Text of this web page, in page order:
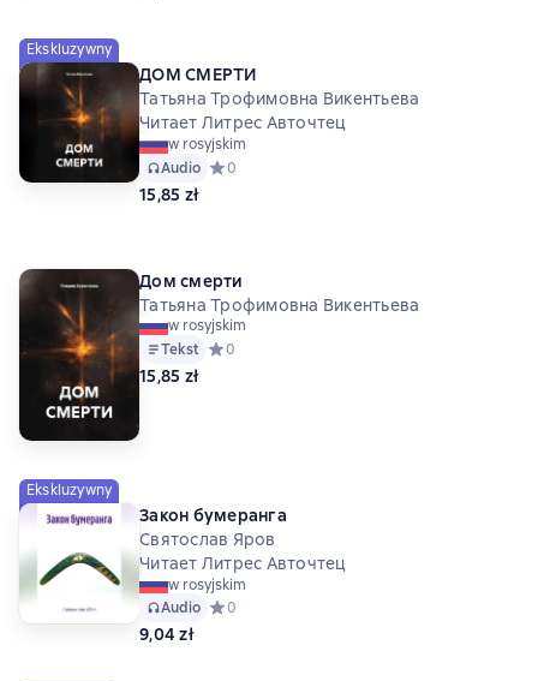
Ekskluzywny
ДОМ СМЕРТИ
Татьяна Трофимовна Викентьева
Читает Литрес Авточтец
w rosyjskim
Audio Средний рейтинг 0 на основе 0 оценок
0
15,85 zł
Дом смерти
Татьяна Трофимовна Викентьева
w rosyjskim
Tekst Средний рейтинг 0 на основе 0 оценок
0
15,85 zł
Ekskluzywny
Закон бумеранга
Святослав Яров
Читает Литрес Авточтец
w rosyjskim
Audio Средний рейтинг 0 на основе 0 оценок
0
9,04 zł